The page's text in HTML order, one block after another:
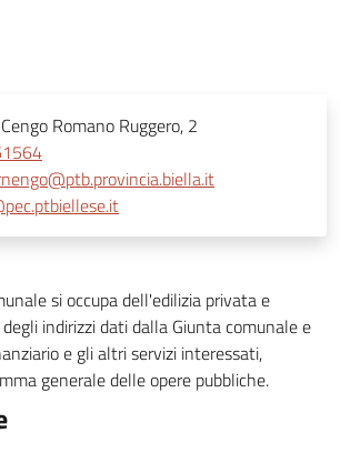
Romano Ruggero, 2
si occupa dell'edilizia privata e
indirizzi dati dalla Giunta comunale e
e gli altri servizi interessati,
generale delle opere pubbliche.